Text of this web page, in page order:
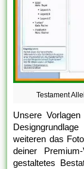
Testament
Unsere
weiteren das
deiner
gestaltetes